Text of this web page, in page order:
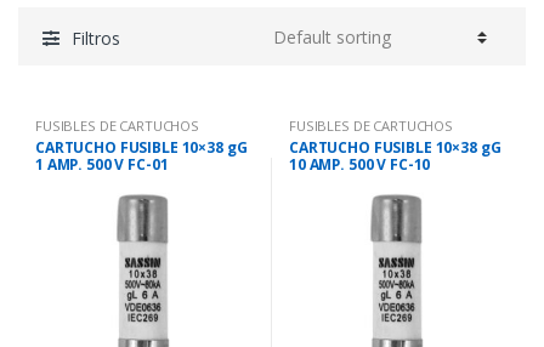
Filtros
FUSIBLES DE CARTUCHOS
CARTUCHO FUSIBLE 10×38 gG
1 AMP. 500 V FC-01
FUSIBLES DE CARTUCHOS
CARTUCHO FUSIBLE 10×38 gG
10 AMP. 500 V FC-10